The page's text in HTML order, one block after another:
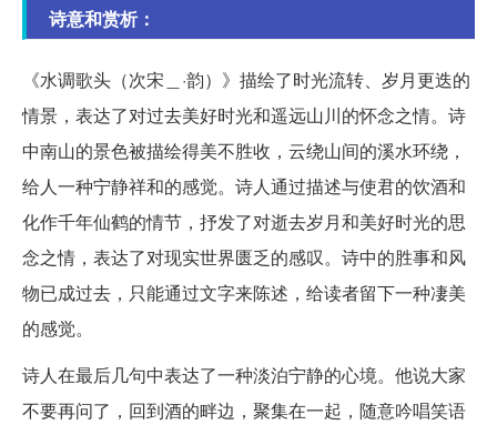
诗意和赏析：
《水调歌头（次宋＿·韵）》描绘了时光流转、岁月更迭的
情景，表达了对过去美好时光和遥远山川的怀念之情。诗
中南山的景色被描绘得美不胜收，云绕山间的溪水环绕，
给人一种宁静祥和的感觉。诗人通过描述与使君的饮酒和
化作千年仙鹤的情节，抒发了对逝去岁月和美好时光的思
念之情，表达了对现实世界匮乏的感叹。诗中的胜事和风
物已成过去，只能通过文字来陈述，给读者留下一种凄美
的感觉。
诗人在最后几句中表达了一种淡泊宁静的心境。他说大家
不要再问了，回到酒的畔边，聚集在一起，随意吟唱笑语